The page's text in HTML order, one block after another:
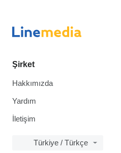
Şirket
Hakkımızda
Yardım
İletişim
Türkiye / Türkçe